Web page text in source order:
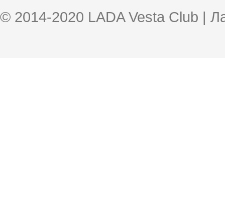
© 2014-2020 LADA Vesta Club |